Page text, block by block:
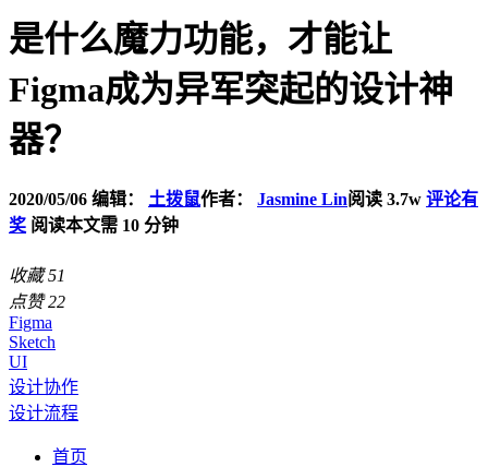
是什么魔力功能，才能让
Figma成为异军突起的设计神
器？
2020/05/06 编辑： 土拨鼠作者： Jasmine Lin阅读 3.7w 评论有
奖 阅读本文需 10 分钟
收藏 51
点赞 22
Figma
Sketch
UI
设计协作
设计流程
首页